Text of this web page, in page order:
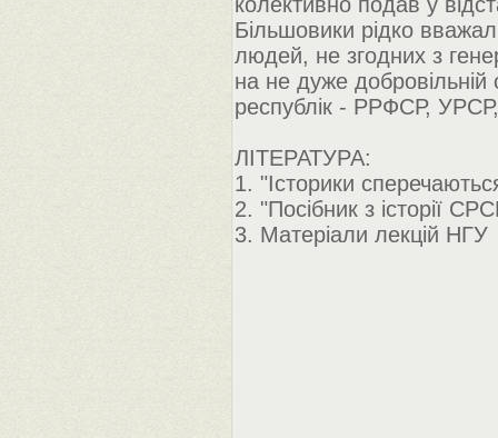
Більшовики рідко
людей, не згодних з
на не дуже
республік - РРФСР,
ЛІТЕРАТУРА:
1. "Історики
2. "Посібник з історії
3. Матеріали лекцій НГУ